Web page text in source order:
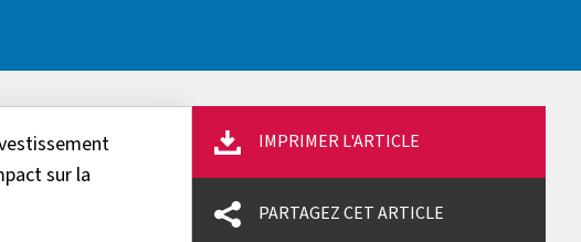
sur la
IMPRIMER L'ARTICLE
PARTAGEZ CET ARTICLE